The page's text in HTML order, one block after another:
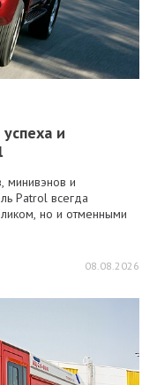
и
минивэнов и
Patrol всегда
но и отменными
08.08.2026